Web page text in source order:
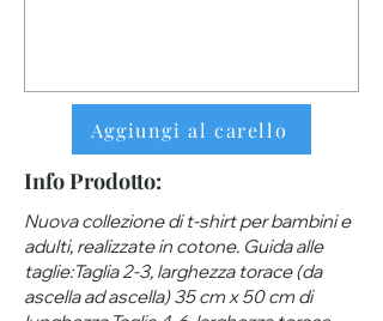
Aggiungi al carello
Info Prodotto:
Nuova collezione di t-shirt per bambini e
adulti, realizzate in cotone. Guida alle
taglie:Taglia 2-3, larghezza torace (da
ascella ad ascella) 35 cm x 50 cm di